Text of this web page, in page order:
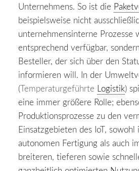
Unternehmens. So ist die
beispielsweise nicht
unternehmensinterne Prozesse
entsprechend verfügbar,
Besteller, der sich über den
informieren will. In der
(Temperaturgeführte Logistik)
eine immer größere Rolle;
Produktionsprozesse zu den
Einsatzgebieten des IoT,
autonomen Fertigung als auch
breiteren, tieferen sowie